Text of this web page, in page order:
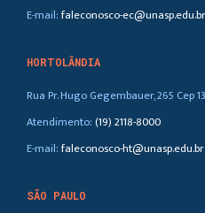
E-mail:faleconosco-ec@unasp.edu.br
HORTOLÂNDIA
Rua Pr. Hugo Gegembauer, 265 Cep
Atendimento:(19) 2118-8000
E-mail:faleconosco-ht@unasp.edu.br
SÃO PAULO